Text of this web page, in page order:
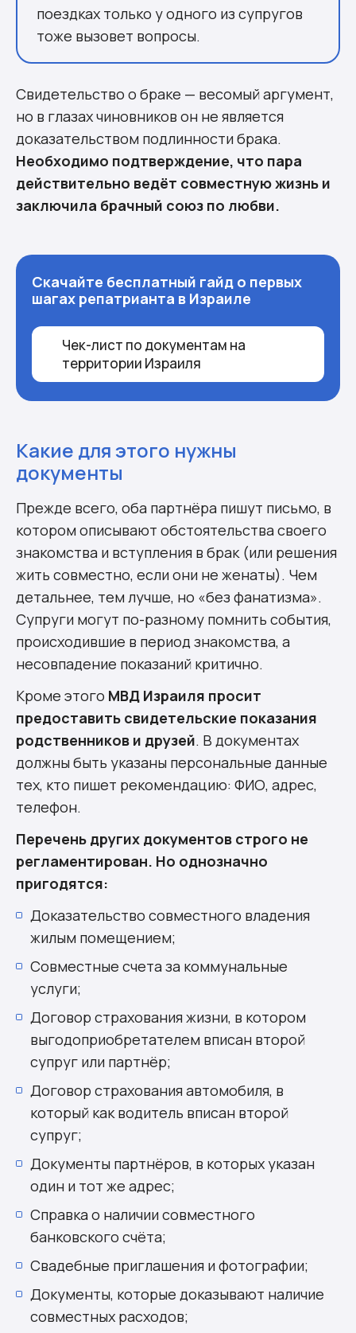
поездках только у одного из супругов
тоже вызовет вопросы.
Свидетельство о браке — весомый аргумент,
но в глазах чиновников он не является
доказательством подлинности брака.
Необходимо подтверждение, что пара
действительно ведёт совместную жизнь и
заключила брачный союз по любви.
Скачайте бесплатный гайд о первых
шагах репатрианта в Израиле
Чек-лист по документам на
территории Израиля
Какие для этого нужны
документы
Прежде всего, оба партнёра пишут письмо, в
котором описывают обстоятельства своего
знакомства и вступления в брак (или решения
жить совместно, если они не женаты). Чем
детальнее, тем лучше, но «без фанатизма».
Супруги могут по-разному помнить события,
происходившие в период знакомства, а
несовпадение показаний критично.
Кроме этого МВД Израиля просит
предоставить свидетельские показания
родственников и друзей. В документах
должны быть указаны персональные данные
тех, кто пишет рекомендацию: ФИО, адрес,
телефон.
Перечень других документов строго не
регламентирован. Но однозначно
пригодятся:
Доказательство совместного владения
жилым помещением;
Совместные счета за коммунальные
услуги;
Договор страхования жизни, в котором
выгодоприобретателем вписан второй
супруг или партнёр;
Договор страхования автомобиля, в
который как водитель вписан второй
супруг;
Документы партнёров, в которых указан
один и тот же адрес;
Справка о наличии совместного
банковского счёта;
Свадебные приглашения и фотографии;
Документы, которые доказывают наличие
совместных расходов;